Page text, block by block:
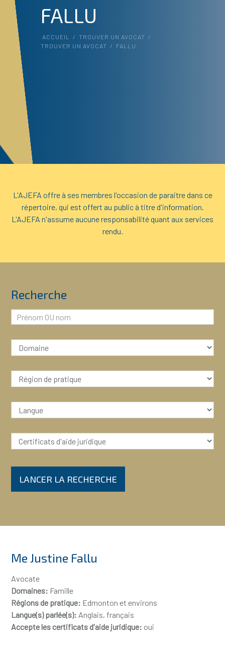
FALLU
ACCUEIL / TROUVER UN AVOCAT
/
TROUVER UN AVOCAT / FALLU
L'AJEFA offre à ses membres l'occasion de paraitre dans ce
répertoire, qui est offert au public à titre d'information.
L'AJEFA n'assume aucune responsabilité quant aux services
rendu.
Recherche
LANCER LA RECHERCHE
Me Justine Fallu
Avocate
Domaines: Famille
Régions de pratique: Edmonton et environs
Langue(s) parlée(s): Anglais, français
Accepte les certificats d'aide juridique: oui